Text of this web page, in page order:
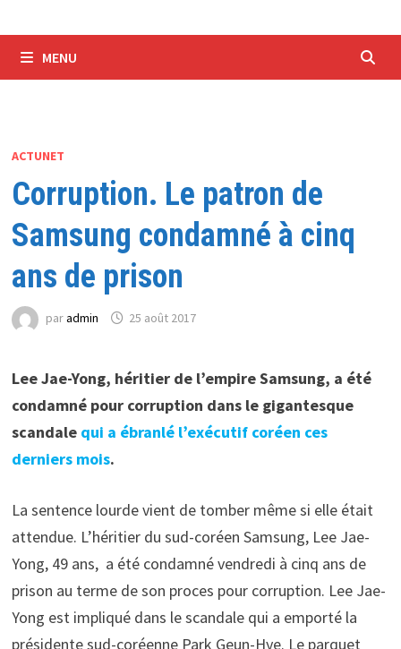
MENU
ACTUNET
Corruption. Le patron de
Samsung condamné à cinq
ans de prison
paradmin 25 août 2017
Lee Jae-Yong, héritier de l’empire Samsung, a été
condamné pour corruption dans le gigantesque
scandale qui a ébranlé l’exécutif coréen ces
derniers mois.
La sentence lourde vient de tomber même si elle était
attendue. L’héritier du sud-coréen Samsung, Lee Jae-
Yong, 49 ans, a été condamné vendredi à cinq ans de
prison au terme de son proces pour corruption. Lee Jae-
Yong est impliqué dans le scandale qui a emporté la
présidente sud-coréenne Park Geun-Hye. Le parquet